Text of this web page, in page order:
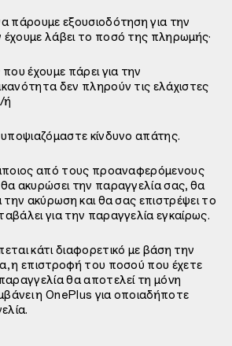
πάρουμε εξουσιοδότηση για την
λάβει το ποσό της πληρωμής·
έχουμε πάρει για την
δεν πληρούν τις ελάχιστες
ή
κίνδυνο απάτης.
από τους προαναφερόμενους
ακυρώσει την παραγγελία σας, θα
την ακύρωση και θα σας επιστρέψει το
για την παραγγελία εγκαίρως.
κάτι διαφορετικό με βάση την
η επιστροφή του ποσού που έχετε
θα αποτελεί τη μόνη
η OnePlus για οποιαδήποτε